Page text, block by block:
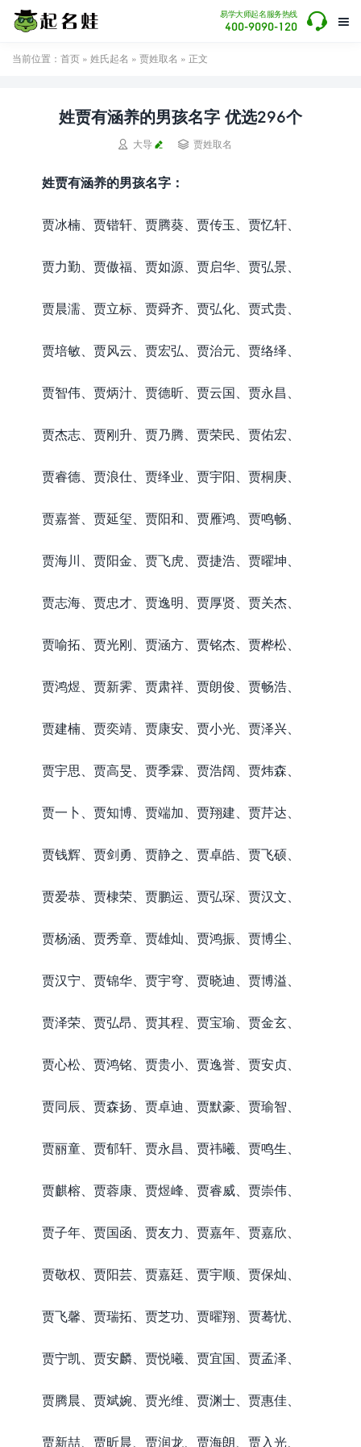

易学大师起名服务热线
400-9090-120 
当前位置： 首页 » 姓氏起名 » 贾姓取名 » 正文
姓贾有涵养的男孩名字 优选296个
 大导  贾姓取名
姓贾有涵养的男孩名字：
贾冰楠、贾锴轩、贾腾葵、贾传玉、贾忆轩、
贾力勤、贾傲福、贾如源、贾启华、贾弘景、
贾晨濡、贾立标、贾舜齐、贾弘化、贾式贵、
贾培敏、贾风云、贾宏弘、贾治元、贾络绎、
贾智伟、贾炳汁、贾德昕、贾云国、贾永昌、
贾杰志、贾刚升、贾乃腾、贾荣民、贾佑宏、
贾睿德、贾浪仕、贾绎业、贾宇阳、贾桐庚、
贾嘉誉、贾延玺、贾阳和、贾雁鸿、贾鸣畅、
贾海川、贾阳金、贾飞虎、贾捷浩、贾曜坤、
贾志海、贾忠才、贾逸明、贾厚贤、贾关杰、
贾喻拓、贾光刚、贾涵方、贾铭杰、贾桦松、
贾鸿煜、贾新霁、贾肃祥、贾朗俊、贾畅浩、
贾建楠、贾奕靖、贾康安、贾小光、贾泽兴、
贾宇思、贾高旻、贾季霖、贾浩阔、贾炜森、
贾一卜、贾知博、贾端加、贾翔建、贾芹达、
贾钱辉、贾剑勇、贾静之、贾卓皓、贾飞硕、
贾爱恭、贾棣荣、贾鹏运、贾弘琛、贾汉文、
贾杨涵、贾秀章、贾雄灿、贾鸿振、贾博尘、
贾汉宁、贾锦华、贾宇穹、贾晓迪、贾博溢、
贾泽荣、贾弘昂、贾其程、贾宝瑜、贾金玄、
贾心松、贾鸿铭、贾贵小、贾逸誉、贾安贞、
贾同辰、贾森扬、贾卓迪、贾默豪、贾瑜智、
贾丽童、贾郁轩、贾永昌、贾祎曦、贾鸣生、
贾麒榕、贾蓉康、贾煜峰、贾睿威、贾崇伟、
贾子年、贾国函、贾友力、贾嘉年、贾嘉欣、
贾敬权、贾阳芸、贾嘉廷、贾宇顺、贾保灿、
贾飞馨、贾瑞拓、贾芝功、贾曜翔、贾蓦忧、
贾宁凯、贾安麟、贾悦曦、贾宜国、贾孟泽、
贾腾晨、贾斌婉、贾光维、贾渊士、贾惠佳、
贾新喆、贾昕晨、贾润龙、贾海朗、贾入光、